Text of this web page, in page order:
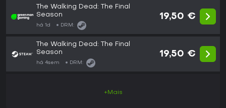
The Walking Dead: The Final
Season
há 1d DRM:
19,50 €
The Walking Dead: The Final
Season
há 4sem DRM:
19,50 €
+Mais